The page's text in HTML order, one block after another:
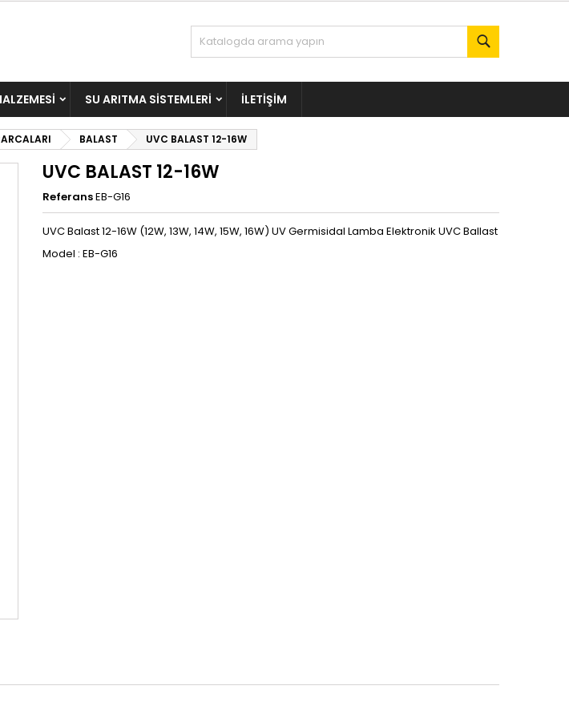
SU ARITMA SISTEMLERI İLETIŞIM
BALAST UVC BALAST 12-16W
UVC BALAST 12-16W
ReferansEB-G16
UVC Balast 12-16W (12W, 13W, 14W, 15W, 16W) UV Germisidal Lamba Elektronik UVC Ballast
Model : EB-G16